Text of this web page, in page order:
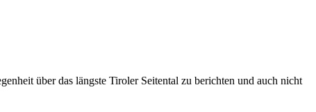
über das längste Tiroler Seitental zu berichten und auch nicht